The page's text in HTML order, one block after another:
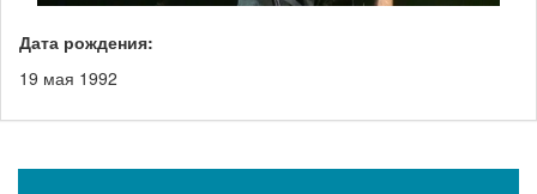
Дата рождения:
19 мая 1992